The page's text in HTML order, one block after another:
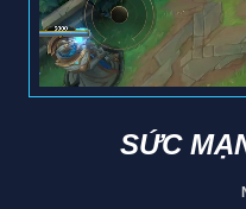
SỨC